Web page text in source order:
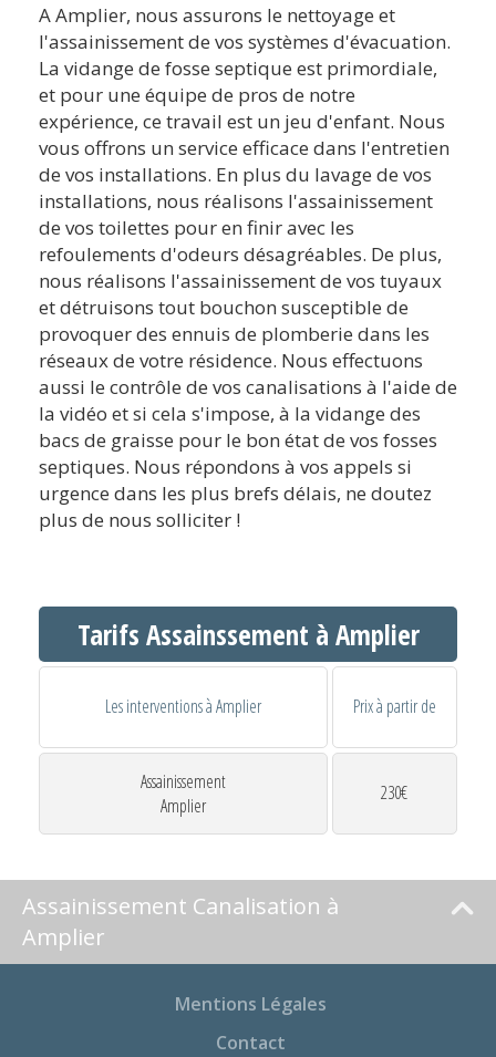
A Amplier, nous assurons le nettoyage et
l'assainissement de vos systèmes d'évacuation.
La vidange de fosse septique est primordiale,
et pour une équipe de pros de notre
expérience, ce travail est un jeu d'enfant. Nous
vous offrons un service efficace dans l'entretien
de vos installations. En plus du lavage de vos
installations, nous réalisons l'assainissement
de vos toilettes pour en finir avec les
refoulements d'odeurs désagréables. De plus,
nous réalisons l'assainissement de vos tuyaux
et détruisons tout bouchon susceptible de
provoquer des ennuis de plomberie dans les
réseaux de votre résidence. Nous effectuons
aussi le contrôle de vos canalisations à l'aide de
la vidéo et si cela s'impose, à la vidange des
bacs de graisse pour le bon état de vos fosses
septiques. Nous répondons à vos appels si
urgence dans les plus brefs délais, ne doutez
plus de nous solliciter !
Tarifs Assainssement à Amplier
Les interventions à Amplier Prix à partir de
Assainissement
Amplier
230€
Assainissement Canalisation à
Amplier
Mentions Légales
Contact